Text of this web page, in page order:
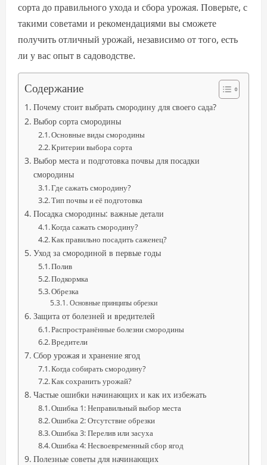
сорта до правильного ухода и сбора урожая. Поверьте, с
такими советами и рекомендациями вы сможете
получить отличный урожай, независимо от того, есть
ли у вас опыт в садоводстве.
Содержание
Почему стоит выбрать смородину для своего сада?
Выбор сорта смородины
Основные виды смородины
Критерии выбора сорта
Выбор места и подготовка почвы для посадки
смородины
Где сажать смородину?
Тип почвы и её подготовка
Посадка смородины: важные детали
Когда сажать смородину?
Как правильно посадить саженец?
Уход за смородиной в первые годы
Полив
Подкормка
Обрезка
Основные принципы обрезки
Защита от болезней и вредителей
Распространённые болезни смородины
Вредители
Сбор урожая и хранение ягод
Когда собирать смородину?
Как сохранить урожай?
Частые ошибки начинающих и как их избежать
Ошибка 1: Неправильный выбор места
Ошибка 2: Отсутствие обрезки
Ошибка 3: Перелив или засуха
Ошибка 4: Несвоевременный сбор ягод
Полезные советы для начинающих